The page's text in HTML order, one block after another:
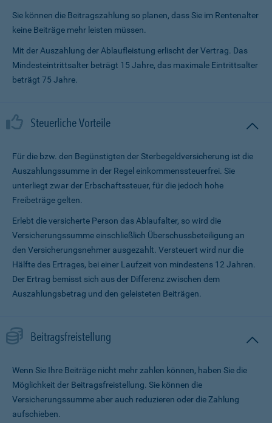
Sie können die Beitragszahlung so planen, dass Sie im Renten­alter
keine Beiträge mehr leisten müssen.
Mit der Auszahlung der Ablaufleistung erlischt der Vertrag. Das
Mindesteintrittsalter beträgt 15 Jahre, das maximale Eintrittsalter
beträgt 75 Jahre.
Steuerliche Vorteile
Für die bzw. den Begünstigten der Sterbegeldversicherung ist die
Auszahlungssumme in der Regel einkommenssteuerfrei. Sie
unterliegt zwar der Erbschaftssteuer, für die jedoch hohe
Freibeträge gelten.
Erlebt die versicherte Person das Ablaufalter, so wird die
Versicherungssumme ein­schließlich Überschussbeteiligung an
den Versicherungsnehmer ausgezahlt. Versteuert wird nur die
Hälfte des Ertrages, bei einer Laufzeit von mindestens 12 Jahren.
Der Ertrag bemisst sich aus der Differenz zwischen dem
Auszahlungsbetrag und den geleisteten Beiträgen.
Beitragsfreistellung
Wenn Sie Ihre Beiträge nicht mehr zahlen können, haben Sie die
Möglichkeit der Beitragsfreistellung. Sie können die
Versicherungssumme aber auch reduzieren oder die Zahlung
aufschieben.